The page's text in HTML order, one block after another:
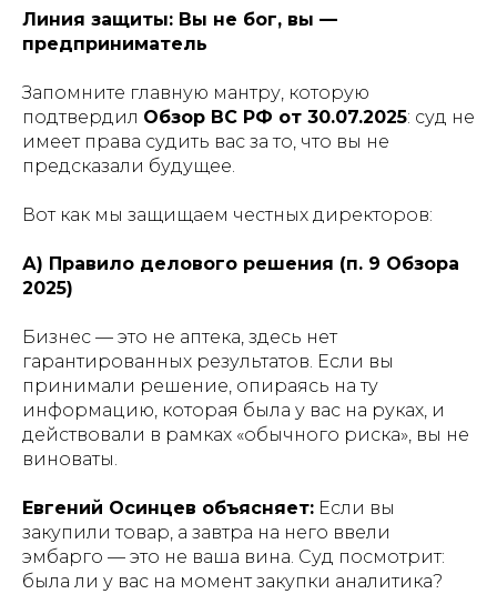
Линия защиты: Вы не бог, вы —
предприниматель
Запомните главную мантру, которую
подтвердил Обзор ВС РФ от 30.07.2025: суд не
имеет права судить вас за то, что вы не
предсказали будущее.
Вот как мы защищаем честных директоров:
А) Правило делового решения (п. 9 Обзора
2025)
Бизнес — это не аптека, здесь нет
гарантированных результатов. Если вы
принимали решение, опираясь на ту
информацию, которая была у вас на руках, и
действовали в рамках «обычного риска», вы не
виноваты.
Евгений Осинцев объясняет: Если вы
закупили товар, а завтра на него ввели
эмбарго — это не ваша вина. Суд посмотрит:
была ли у вас на момент закупки аналитика?